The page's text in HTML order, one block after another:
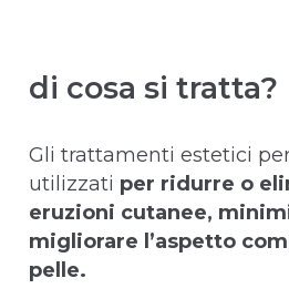
di cosa si tratta?
Gli trattamenti estetici per
utilizzati per ridurre o
eruzioni cutanee,
migliorare l’aspetto
pelle.